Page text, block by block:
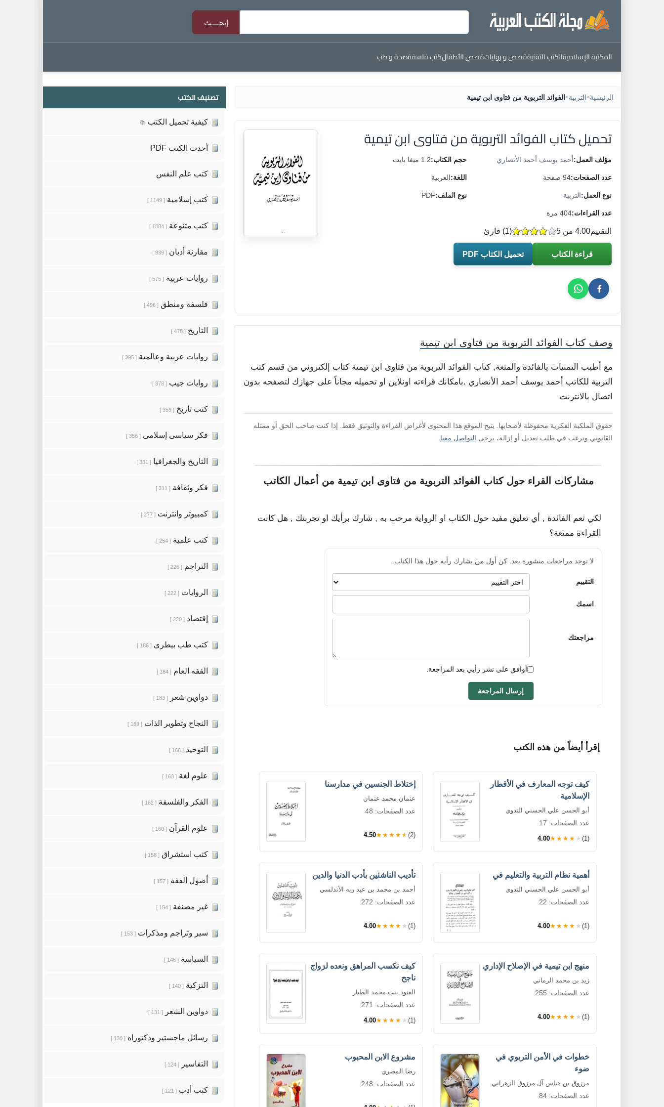
المكتبة الإسلاميةالكتب التقنيةقصص و رواياتقصص الأطفالكتب فلسفةصحة و طب
الرئيسية>التربية> الفوائد التربوية من فتاوى ابن تيمية
تحميل كتاب الفوائد التربوية من فتاوى ابن تيمية
مؤلف العمل:أحمد يوسف أحمد الأنصاري حجم الكتاب:1.2 ميغا بايت
عدد الصفحات:94 صفحة اللغة:العربية
نوع العمل:التربية نوع الملف:PDF
عدد القراءات:404 مرة
التقييم (
1) قارئ 4.00 من 5
قراءة الكتاب تحميل الكتاب PDF
وصف كتاب الفوائد التربوية من فتاوى ابن تيمية
مع أطيب التمنيات بالفائدة والمتعة, كتاب الفوائد التربوية من فتاوى ابن تيمية كتاب إلكتروني من قسم كتب
التربية للكاتب أحمد يوسف أحمد الأنصاري .بامكانك قراءته اونلاين او تحميله مجاناً على جهازك لتصفحه بدون
اتصال بالانترنت
حقوق الملكية الفكرية محفوظة لأصحابها. يتيح الموقع هذا المحتوى لأغراض القراءة والتوثيق فقط. إذا كنت صاحب الحق أو ممثله
القانوني وترغب في طلب تعديل أو إزالة، يرجى التواصل معنا
مشاركات القراء حول كتاب الفوائد التربوية من فتاوى ابن تيمية من أعمال الكاتب
لكي تعم الفائدة , أي تعليق مفيد حول الكتاب او الرواية مرحب به , شارك برأيك او تجربتك , هل كانت
القراءة ممتعة؟
لا توجد مراجعات منشورة بعد. كن أول من يشارك رأيه حول هذا الكتاب.
التقييم
اسمك
مراجعتك
أوافق على نشر رأيي بعد المراجعة.
إرسال المراجعة
إقرأ أيضاً من هذه الكتب
كيف توجه المعارف في الأقطار
الإسلامية
أبو الحسن علي الحسني الندوي
عدد الصفحات: 17
4.00★★★★★ (1)
إختلاط الجنسين في مدارسنا
عثمان محمد عثمان
عدد الصفحات: 48
4.50★★★★★ (2)
أهمية نظام التربية والتعليم في
أبو الحسن علي الحسني الندوي
عدد الصفحات: 22
4.00★★★★★ (1)
تأديب الناشئين بأدب الدنيا والدين
أحمد بن محمد بن عبد ربه الأندلسي
عدد الصفحات: 272
4.00★★★★★ (1)
منهج ابن تيمية في الإصلاح الإداري
زيد بن محمد الرماني
عدد الصفحات: 255
4.00★★★★★ (1)
كيف نكسب المراهق ونعده لزواج
ناجح
العنود بنت محمد الطيار
عدد الصفحات: 271
4.00★★★★★ (1)
خطوات في الأمن التربوي في
ضوء
مرزوق بن هياس آل مرزوق الزهراني
عدد الصفحات: 84
مشروع الابن المحبوب
رضا المصري
عدد الصفحات: 248
تصنيف الكتب
كيفية تحميل الكتب 📚
أحدث الكتب PDF
كتب علم النفس
كتب إسلامية [ 1149 ]
كتب متنوعة [ 1084 ]
مقارنة أديان [ 939 ]
روايات عربية [ 575 ]
فلسفة ومنطق [ 496 ]
التاريخ [ 478 ]
روايات عربية وعالمية [ 395 ]
روايات جيب [ 378 ]
كتب تاريخ [ 359 ]
فكر سياسى إسلامى [ 356 ]
التاريخ والجغرافيا [ 331 ]
فكر وثقافة [ 311 ]
كمبيوتر وانترنت [ 277 ]
كتب علمية [ 254 ]
التراجم [ 226 ]
الروايات [ 222 ]
إقتصاد [ 220 ]
كتب طب بيطرى [ 186 ]
الفقه العام [ 184 ]
دواوين شعر [ 183 ]
النجاح وتطوير الذات [ 169 ]
التوحيد [ 166 ]
علوم لغة [ 163 ]
الفكر والفلسفة [ 162 ]
علوم القرآن [ 160 ]
كتب استشراق [ 158 ]
أصول الفقه [ 157 ]
غير مصنفة [ 154 ]
سير وتراجم ومذكرات [ 153 ]
السياسة [ 146 ]
التزكية [ 140 ]
دواوين الشعر [ 131 ]
رسائل ماجستير ودكتوراه [ 130 ]
التفاسير [ 124 ]
كتب أدب [ 121 ]